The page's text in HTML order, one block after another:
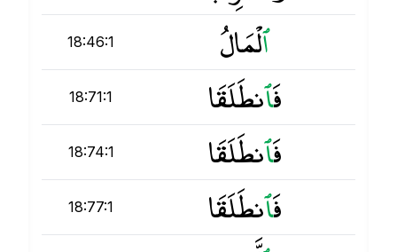
18:46:1 ٱلْمَالُ
18:71:1 فَٱنطَلَقَا
18:74:1 فَٱنطَلَقَا
18:77:1 فَٱنطَلَقَا